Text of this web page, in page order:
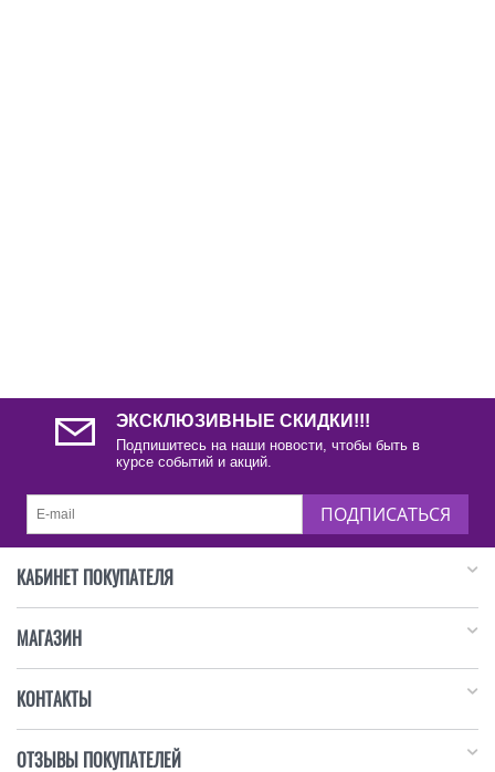
ЭКСКЛЮЗИВНЫЕ СКИДКИ!!!
Подпишитесь на наши новости, чтобы быть в
курсе событий и акций.
ПОДПИСАТЬСЯ
КАБИНЕТ ПОКУПАТЕЛЯ
МАГАЗИН
КОНТАКТЫ
ОТЗЫВЫ ПОКУПАТЕЛЕЙ